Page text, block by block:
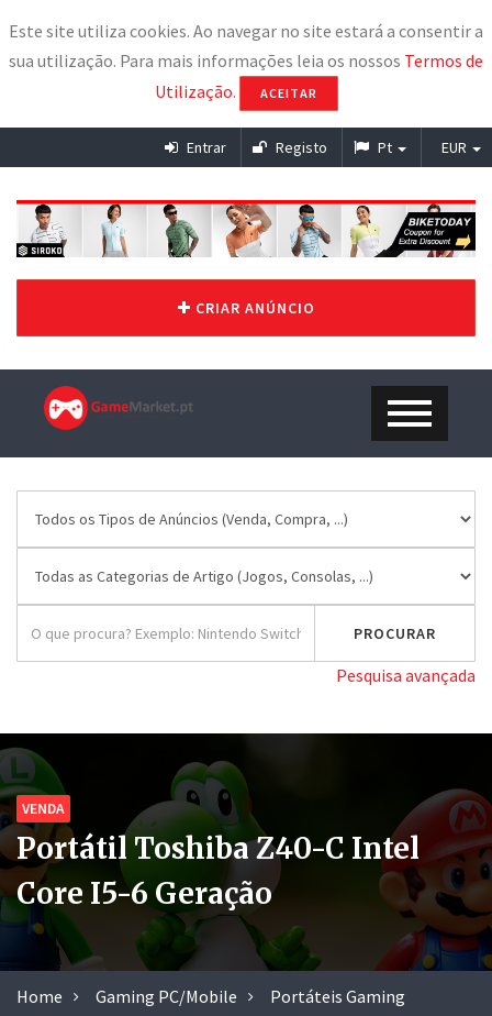
Este site utiliza cookies. Ao navegar no site estará a consentir a
sua utilização. Para mais informações leia os nossos Termos de
Utilização. ACEITAR
Entrar Registo Pt EUR
CRIAR ANÚNCIO
Pesquisa avançada
VENDA
Portátil Toshiba Z40-C Intel
Core I5-6 Geração
Home Gaming PC/Mobile Portáteis Gaming